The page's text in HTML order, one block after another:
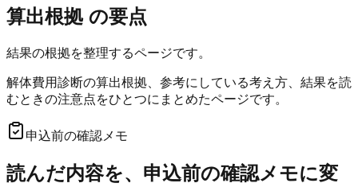
算出根拠の要点
結果の根拠を整理するページです。
解体費用診断の算出根拠、参考にしている考え方、結果を読
むときの注意点をひとつにまとめたページです。
申込前の確認メモ
読んだ内容を、申込前の確認メモに変